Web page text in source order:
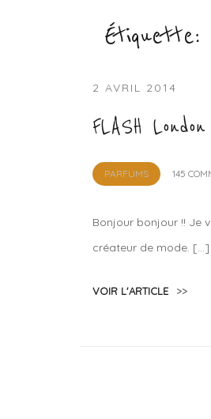
Étiquette
2 AVRIL 2014
FLASH
PARFUMS
by
145
Bonjour bonjour !! Je
créateur de mode. […]
VOIR L'ARTICLE >>